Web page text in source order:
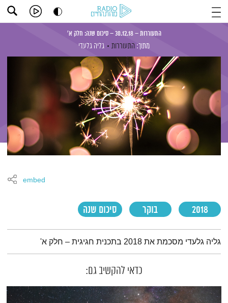
התעוררות – 30.12.18 – סיכום שנה: חלק א'
מתוך: התעוררות גליה גלעדי
2018 בוקר סיכום שנה
embed
תמצית הפודקאסט
גליה גלעדי מסכמת את 2018 בתכנית חגיגית – חלק א'
כדאי להקשיב גם: